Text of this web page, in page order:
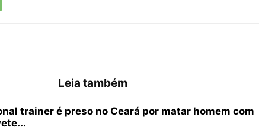
Leia também
trainer é preso no Ceará por matar homem com